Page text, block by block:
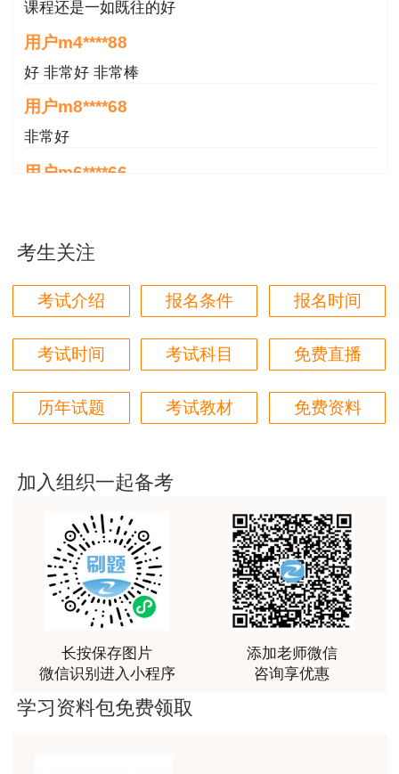
好 非常好 非常棒
用户m8****68
非常好
用户m6****66
好
用户m6****66
用户m6****68
陈老师讲得非常好，特别喜欢听他的课
用户m7****66
好好 好 好 好真好
认真听完，自己理解，老师确实讲的很好
课程课件设计完美，授课老师讲解通俗易懂
用户m9****88
李娜老师善于理解归纳，生动有趣，学生边学边受到
精神鼓舞
用户m7****68
陈老师讲的非常好。
用户m7****88
考生关注
考试介绍 报名条件 报名时间
考试时间 考试科目 免费直播
历年试题 考试教材 免费资料
加入组织一起备考
长按保存图片
微信识别进入小程序
添加老师微信
咨询享优惠
学习资料包免费领取